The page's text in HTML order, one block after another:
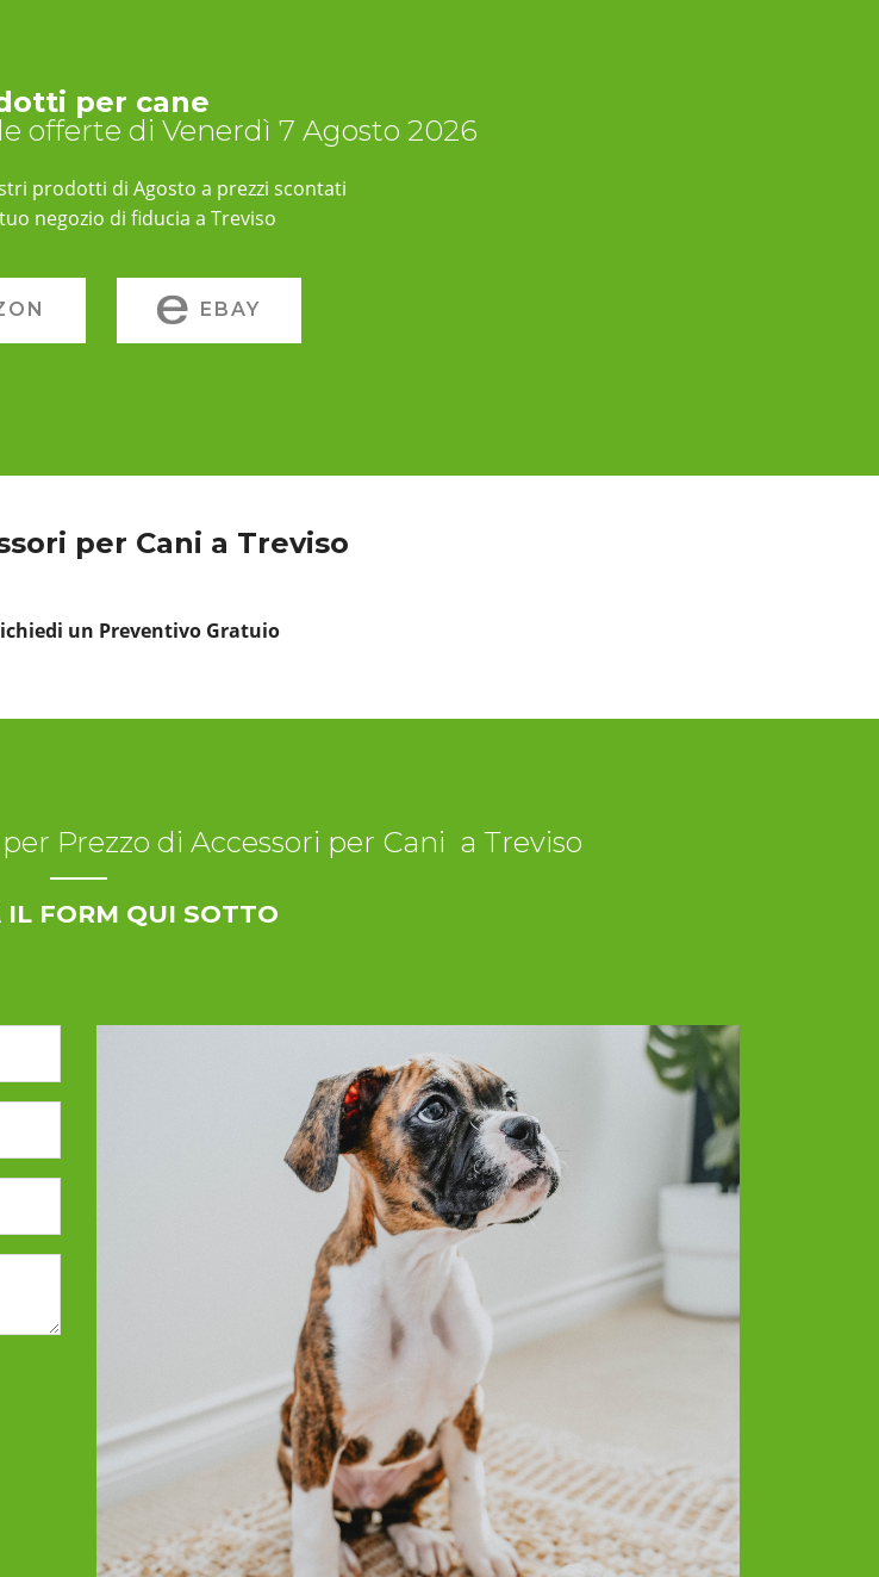
per cane
offerte di Venerdì 7 Agosto 2026
prodotti di Agosto a prezzi scontati
negozio di fiducia a Treviso
EBAY
per Cani a Treviso
un Preventivo Gratuio
Prezzo di Accessori per Cani a Treviso
IL FORM QUI SOTTO